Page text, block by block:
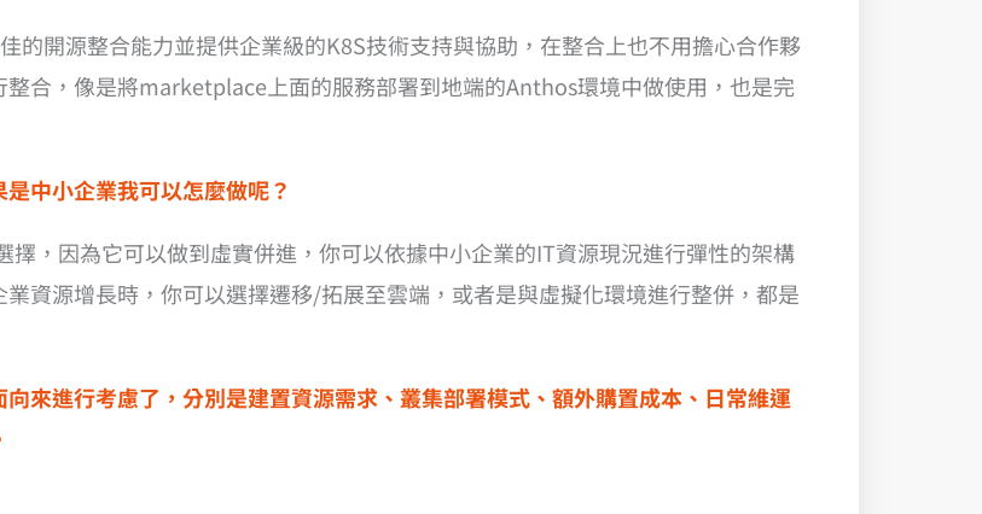
的開源整合能力並提供企業級的K8S技術支持與協助，在整合上也不用擔心合作夥
合，像是將marketplace上面的服務部署到地端的Anthos環境中做使用，也是完
中小企業我可以怎麼做呢？
，因為它可以做到虛實併進，你可以依據中小企業的IT資源現況進行彈性的架構
資源增長時，你可以選擇遷移/拓展至雲端，或者是與虛擬化環境進行整併，都是
來進行考慮了，分別是建置資源需求、叢集部署模式、額外購置成本、日常維運